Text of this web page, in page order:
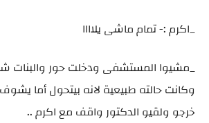
_اكرم :- تمام ماشى يلاااا
_مشيوا المستشفى ودخلت حور والبنات
وكانت حالته طبيعية لانه بيتحول أما
خرجو ولقيو الدكتور واقف مع اكرم ..